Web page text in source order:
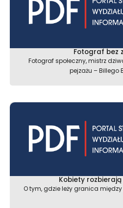
Fotograf bez
Fotograf społeczny, mistrz
pejzażu – Billego
Kobiety
O tym, gdzie leży granica